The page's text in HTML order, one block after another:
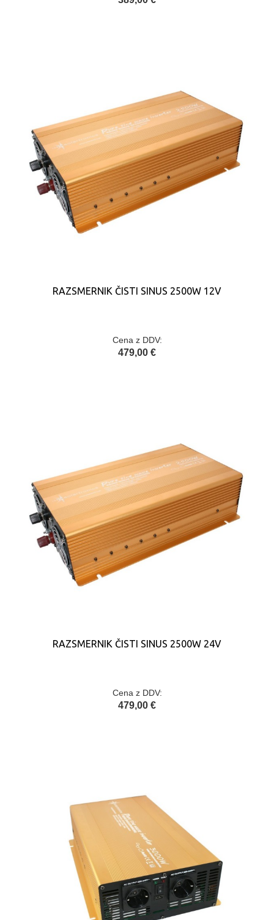
RAZSMERNIK ČISTI SINUS 2500W 12V
Cena z DDV:
479,00 €
RAZSMERNIK ČISTI SINUS 2500W 24V
Cena z DDV:
479,00 €